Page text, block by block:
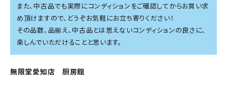
また、中古品でも実際にコンディションをご確認してからお買い求
め頂けますので、どうぞお気軽にお立ち寄りください！
その品数、品揃え、中古品とは思えないコンディションの良さに、
楽しんでいただけることと思います。
無限堂愛知店 厨房館